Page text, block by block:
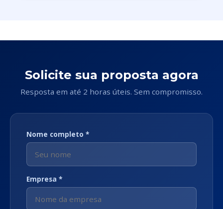
Solicite sua proposta agora
Resposta em até 2 horas úteis. Sem compromisso.
Nome completo *
Empresa *